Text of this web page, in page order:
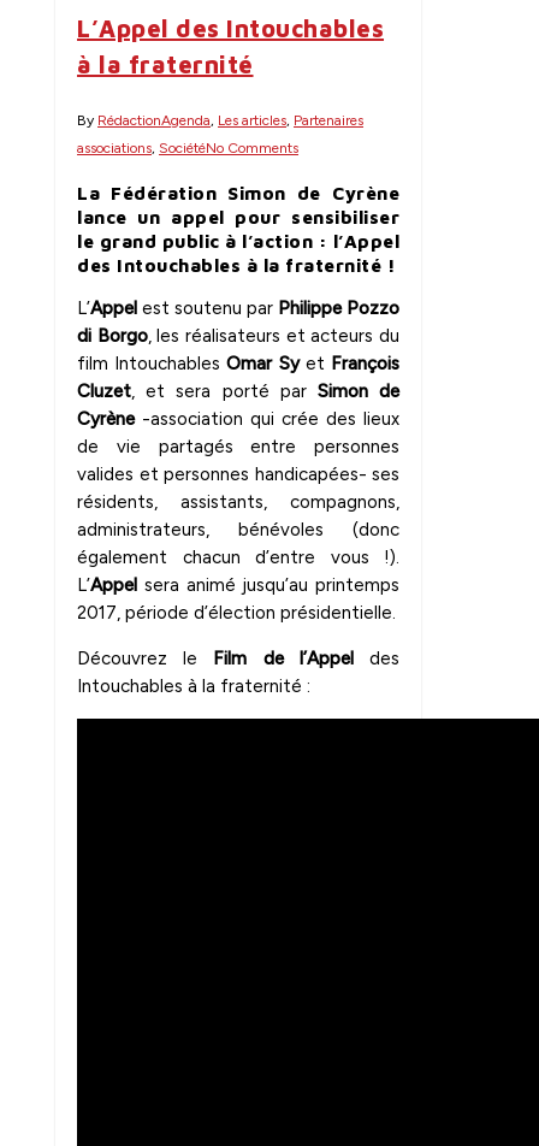
L’Appel des Intouchables
à la fraternité
By RédactionAgenda, Les articles, Partenaires
associations, SociétéNo Comments
La Fédération Simon de Cyrène
lance un appel pour sensibiliser
le grand public à l’action : l’Appel
des Intouchables à la fraternité !
L’Appel est soutenu par Philippe Pozzo
di Borgo, les réalisateurs et acteurs du
film IntouchablesOmar Syet François
Cluzet, et sera porté par Simon de
Cyrène-association qui crée des lieux
de vie partagés entre personnes
valides et personnes handicapées- ses
résidents, assistants, compagnons,
administrateurs, bénévoles (donc
également chacun d’entre vous !).
L’Appel sera animé jusqu’au printemps
2017, période d’élection présidentielle.
Découvrez le Film de l’Appeldes
Intouchables à la fraternité :